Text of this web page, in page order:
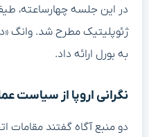
در این جلسه چهارساعته،
ژئوپلیتیک مطرح شد. وانگ
به بورل ارائه داد.
نگرانی اروپا از سیاست
دو منبع آگاه گفتند مقامات